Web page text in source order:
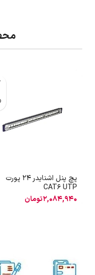
پچ پنل اشنایدر 24 پورت
CAT6 UTP
2,084,940تومان